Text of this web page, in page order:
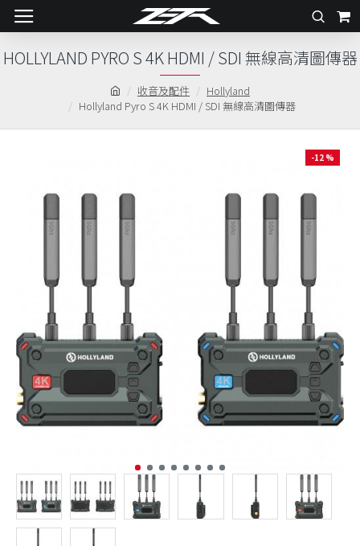
收音及配件
Hollyland
Hollyland Pyro S 4K HDMI / SDI 無線高清圖傳器
HOLLYLAND PYRO S 4K HDMI / SDI 無線高清圖傳器
-12 %